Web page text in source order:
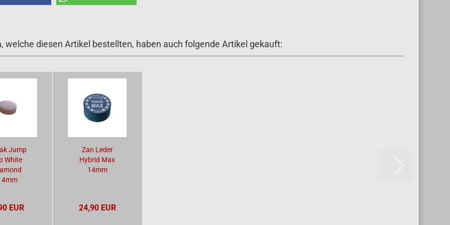
welche diesen Artikel bestellten, haben auch folgende Artikel gekauft:
Jump
White
EUR
Zan Leder
Hybrid Max
14mm
24,90 EUR